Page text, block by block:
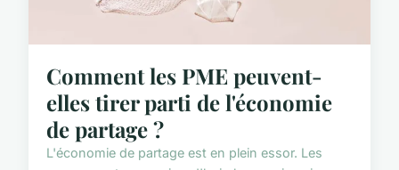
Comment les PME peuvent-
elles tirer parti de l'économie
de partage ?
L'économie de partage est en plein essor. Les